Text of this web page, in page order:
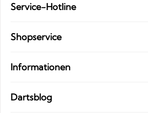
Service-Hotline
Shopservice
Informationen
Dartsblog